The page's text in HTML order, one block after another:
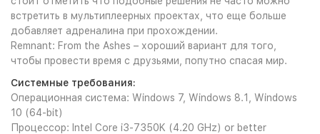
встретить в мультиплеерных проектах, что еще больше
добавляет адреналина при прохождении.
Remnant: From the Ashes – хороший вариант для того,
чтобы провести время с друзьями, попутно спасая мир.
Системные требования:
Операционная система: Windows 7, Windows 8.1, Windows
10 (64-bit)
Процессор: Intel Core i3-7350K (4.20 GHz) or better